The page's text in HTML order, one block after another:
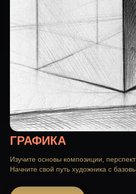
ГРАФИКА
Изучите основы композиции,
Начните свой путь художника с